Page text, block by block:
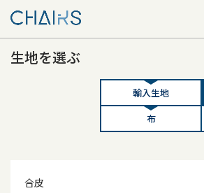
生地を選ぶ
輸入生地
布
合皮